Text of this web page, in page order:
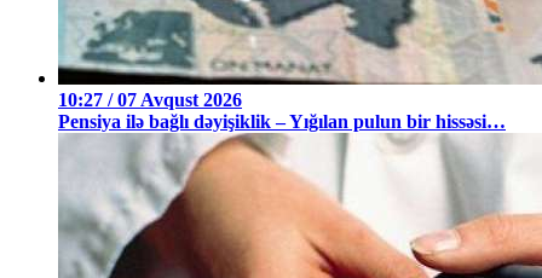
10:27 / 07 Avqust 2026
Pensiya ilə bağlı dəyişiklik – Yığılan pulun bir hissəsi…